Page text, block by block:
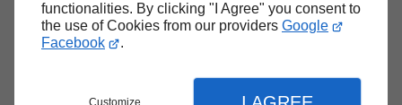
functionalities. By clicking "I Agree" you consent to
the use of Cookies from our providers Google
Facebook
.
Customize
Haut de page